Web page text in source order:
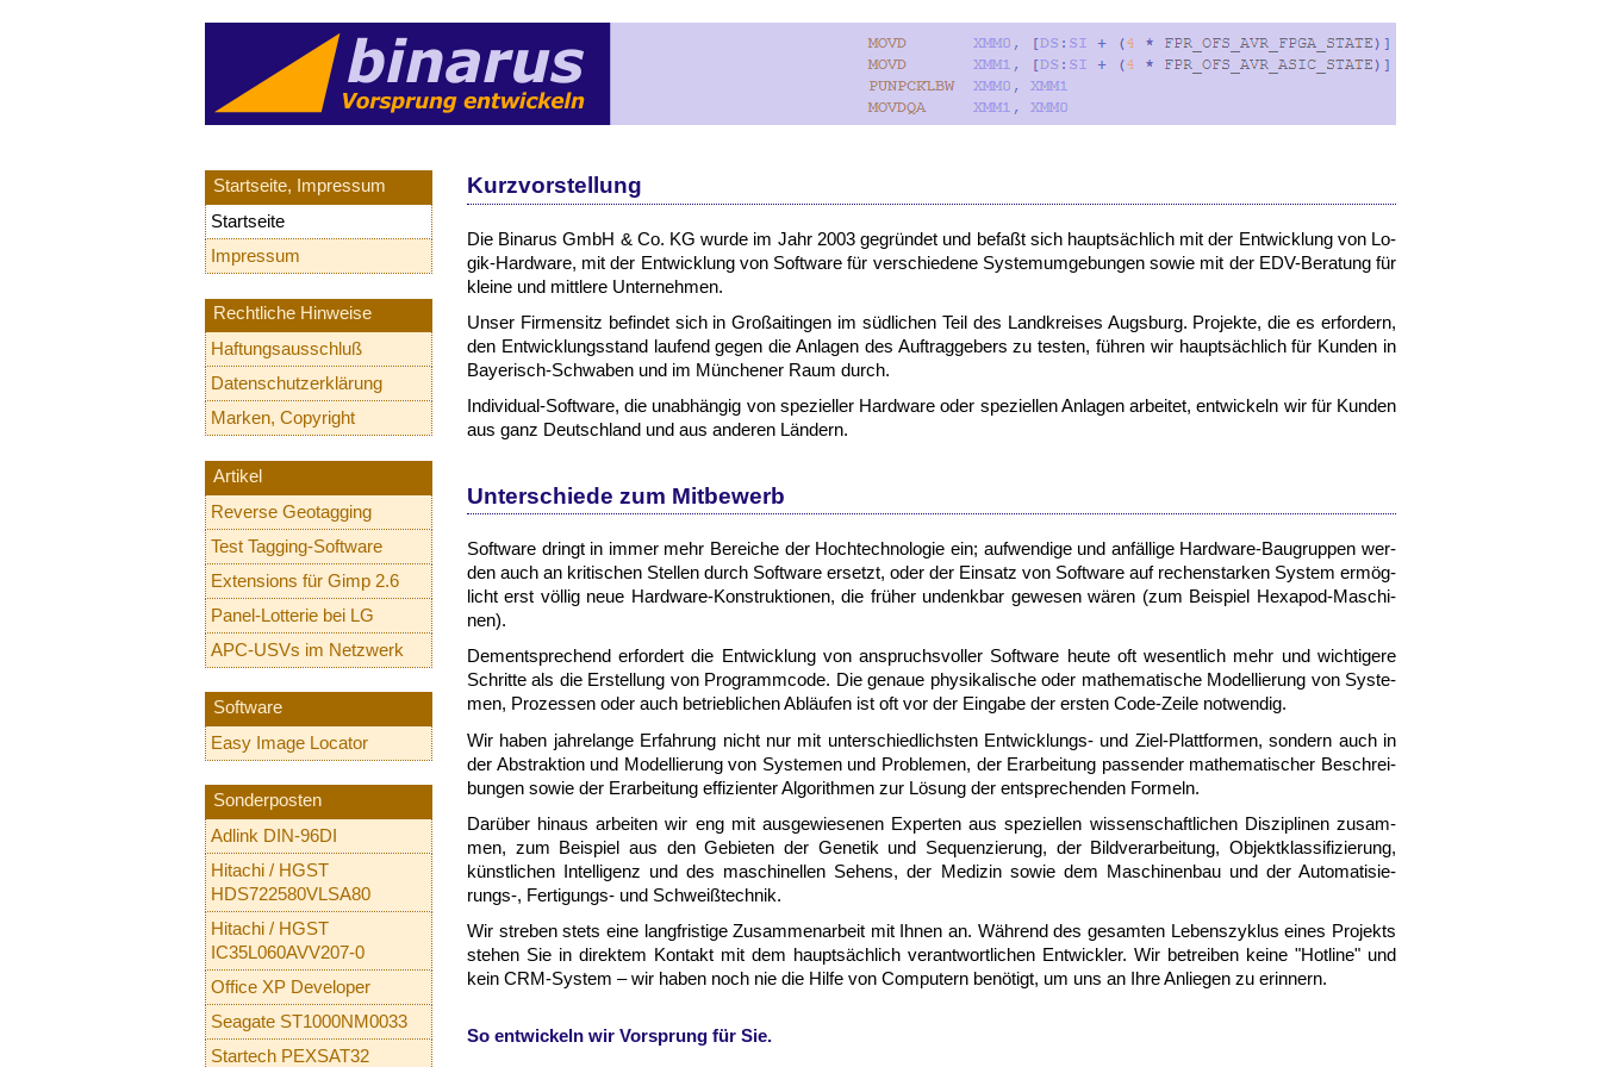
Startseite, Impressum
Startseite
Impressum
Rechtliche Hinweise
Haftungsausschluß
Datenschutzerklärung
Marken, Copyright
Artikel
Reverse Geotagging
Test Tagging-Software
Extensions für Gimp 2.6
Panel-Lotterie bei LG
APC-USVs im Netzwerk
Software
Easy Image Locator
Sonderposten
Adlink DIN-96DI
Hitachi / HGST
HDS722580VLSA80
Hitachi / HGST
IC35L060AVV207-0
Office XP Developer
Seagate ST1000NM0033
Startech PEXSAT32
Kurz­vor­stel­lung
Die Bi­na­rus GmbH & Co. KG wur­de im Jahr 2003 ge­grün­det und be­faßt sich haupt­säch­lich mit der Ent­wick­lung von Lo­
gik-​Hard­ware, mit der Ent­wick­lung von Soft­ware für ver­schie­de­ne Sy­stem­um­ge­bun­gen so­wie mit der EDV-​Be­ra­tung für
klei­ne und mitt­le­re Un­ter­neh­men.
Un­ser Fir­men­sitz be­fin­det sich in Groß­ai­tin­gen im süd­li­chen Teil des Land­krei­ses Augs­burg. Pro­jek­te, die es er­for­dern,
den Ent­wick­lungs­stand lau­fend ge­gen die An­la­gen des Auf­trag­ge­bers zu te­sten, füh­ren wir haupt­säch­lich für Kun­den in
Baye­risch-​Schwa­ben und im Mün­che­ner Raum durch.
In­di­vi­du­al-​Soft­ware, die un­ab­hän­gig von spe­zi­el­ler Hard­ware oder spe­ziel­len An­la­gen ar­bei­tet, ent­wi­ckeln wir für Kun­den
aus ganz Deutsch­land und aus an­de­ren Län­dern.
Un­ter­schie­de zum Mit­be­werb
Soft­ware dringt in im­mer mehr Be­rei­che der Hoch­tech­no­lo­gie ein; auf­wen­di­ge und an­fäl­li­ge Hard­ware-​Bau­grup­pen wer­
den auch an kri­ti­schen Stel­len durch Soft­ware er­setzt, oder der Ein­satz von Soft­ware auf re­chen­star­ken Sy­stem er­mög­
licht erst völ­lig neue Hard­ware-​Kon­struk­tio­nen, die frü­her un­denk­bar ge­we­sen wä­ren (zum Bei­spiel He­xa­pod-​Ma­schi­
nen).
Dem­ent­spre­chend er­for­dert die Ent­wick­lung von an­spruchs­vol­ler Soft­ware heu­te oft we­sent­lich mehr und wich­ti­ge­re
Schrit­te als die Er­stel­lung von Pro­gramm­co­de. Die ge­naue phy­si­ka­li­sche oder ma­the­ma­ti­sche Mo­del­lie­rung von Sy­ste­
men, Pro­zes­sen oder auch be­trieb­li­chen Ab­läu­fen ist oft vor der Ein­ga­be der er­sten Co­de-​Zei­le not­wen­dig.
Wir ha­ben jah­re­lan­ge Er­fah­rung nicht nur mit un­ter­schied­lich­sten Ent­wick­lungs- und Ziel-​Platt­for­men, son­dern auch in
der Ab­strak­ti­on und Mo­del­lie­rung von Sy­ste­men und Prob­le­men, der Er­ar­bei­tung pas­sen­der ma­the­ma­ti­scher Be­schrei­
bun­gen so­wie der Er­ar­bei­tung ef­fi­zi­en­ter Al­go­rith­men zur Lö­sung der ent­spre­chen­den For­meln.
Da­rü­ber hi­naus ar­bei­ten wir eng mit aus­ge­wie­se­nen Ex­per­ten aus spe­ziel­len wis­sen­schaft­li­chen Dis­zi­pli­nen zu­sam­
men, zum Bei­spiel aus den Ge­bie­ten der Ge­ne­tik und Se­quen­zie­rung, der Bild­ver­ar­bei­tung, Ob­jekt­klas­si­fi­zie­rung,
künst­li­chen In­tel­li­genz und des ma­schi­nel­len Se­hens, der Me­di­zin so­wie dem Ma­schi­nen­bau und der Au­to­ma­ti­sie­
rungs-, Fer­ti­gungs- und Schweiß­tech­nik.
Wir stre­ben stets ei­ne lang­fri­sti­ge Zu­sam­men­ar­beit mit Ih­nen an. Wäh­rend des ge­sam­ten Le­bens­zyk­lus ei­nes Pro­jekts
ste­hen Sie in di­rek­tem Kon­takt mit dem haupt­säch­lich ver­ant­wort­li­chen Ent­wick­ler. Wir be­trei­ben kei­ne "Hot­line" und
kein CRM-​Sy­stem – wir ha­ben noch nie die Hil­fe von Com­pu­tern be­nö­tigt, um uns an Ih­re An­lie­gen zu er­in­nern.
So ent­wi­ckeln wir Vor­sprung für Sie.